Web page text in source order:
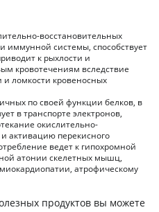
восстановительных
иммунной системы, способствует
к рыхлости и
кровотечениям вследствие
ломкости кровеносных
по своей функции белков, в
в транспорте электронов,
окислительно-
активацию перекисного
ведет к гипохромной
атонии скелетных мышц,
атрофическому
продуктов вы можете